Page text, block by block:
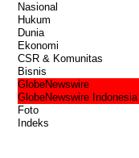
Nasional
Hukum
Dunia
Ekonomi
CSR & Komunitas
Bisnis
GlobeNewswire
GlobeNewswire Indonesia
Foto
Indeks